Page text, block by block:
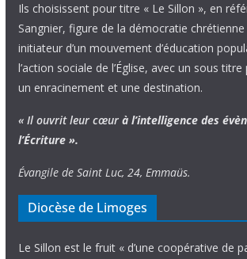
Ils choisissent pour titre « Le Sillon », en
Sangnier, figure de la démocratie chrétienne
initiateur d’un mouvement d’éducation
l’action sociale de l’Église, avec un sous
un enracinement et une destination.
« Il ouvrit leur cœur à l’intelligence des
l’Écriture ».
Évangile de Saint Luc, 24, Emmaüs.
Diocèse de Limoges
Le Sillon est le fruit « d’une coopérative de